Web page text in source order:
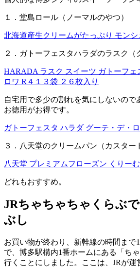
１．堂島ロール（ノーマルのやつ）
北海道産生クリームがたっぷり モン
２．ガトーフェスタハラダのラスク（
HARADA ラスク スイーツ ガトーフェ
ロワ R４１３袋 ２６枚入り
自宅用で多少の割れを気にしないので
お徳用がお得です。
ガトーフェスタ ハラダ グーテ・デ・
３．八天堂のクリームパン（カスター
八天堂 プレミアムフローズン くりー
どれもおすすめ。
JRちゃちゃちゃくらぶ
ぶし
お買い物が終わり、新幹線の時間まで
で、博多駅構内1番ホームにある「ち
行くことにしました。ここは、JRが運